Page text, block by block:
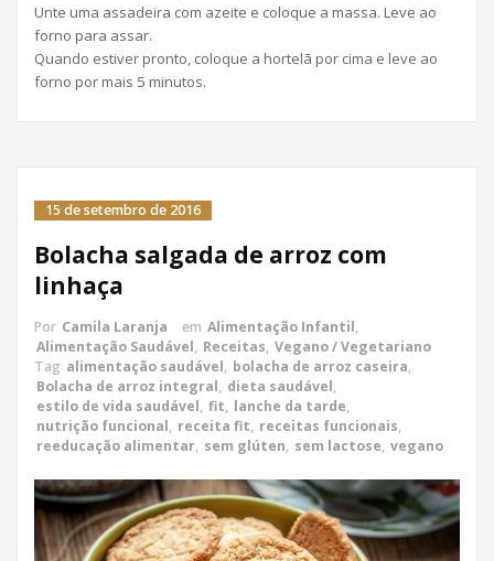
Unte uma assadeira com azeite e coloque a massa. Leve ao
forno para assar.
Quando estiver pronto, coloque a hortelã por cima e leve ao
forno por mais 5 minutos.
15 de setembro de 2016
Bolacha salgada de arroz com
linhaça
Por Camila Laranja em Alimentação Infantil,
Alimentação Saudável, Receitas, Vegano / Vegetariano
Tag alimentação saudável, bolacha de arroz caseira,
Bolacha de arroz integral, dieta saudável,
estilo de vida saudável, fit, lanche da tarde,
nutrição funcional, receita fit, receitas funcionais,
reeducação alimentar, sem glúten, sem lactose, vegano